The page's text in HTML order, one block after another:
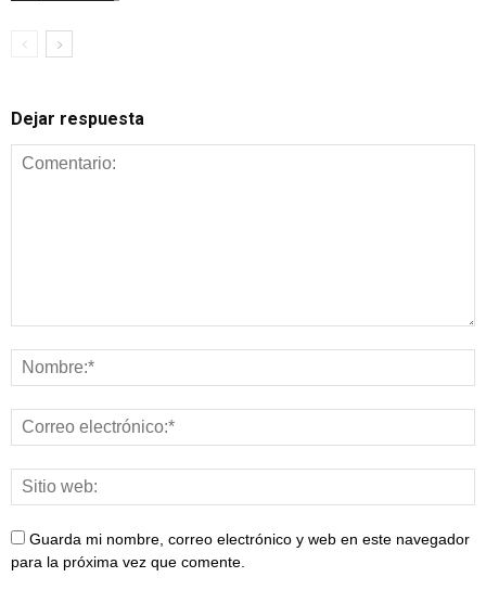
Dejar respuesta
Guarda mi nombre, correo electrónico y web en este navegador
para la próxima vez que comente.